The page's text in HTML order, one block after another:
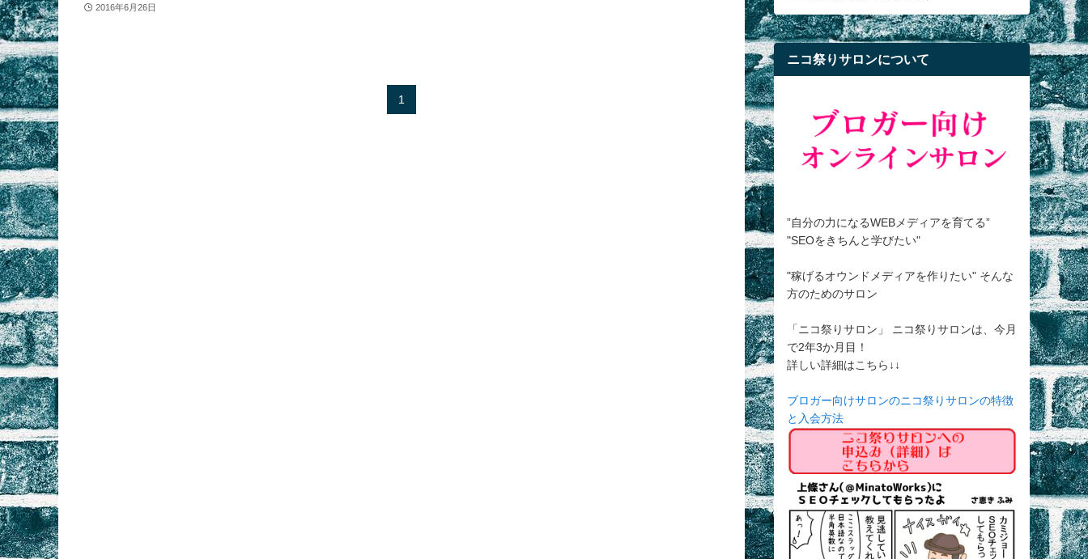
2016年6月26日
1
ニコ祭りサロンについて
”自分の力になるWEBメディアを育てる”
"SEOをきちんと学びたい"
"稼げるオウンドメディアを作りたい" そんな
方のためのサロン
「ニコ祭りサロン」 ニコ祭りサロンは、今月
で2年3か月目！
詳しい詳細はこちら↓↓
ブロガー向けサロンのニコ祭りサロンの特徴
と入会方法